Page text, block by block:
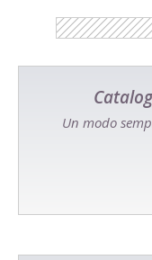
Un modo